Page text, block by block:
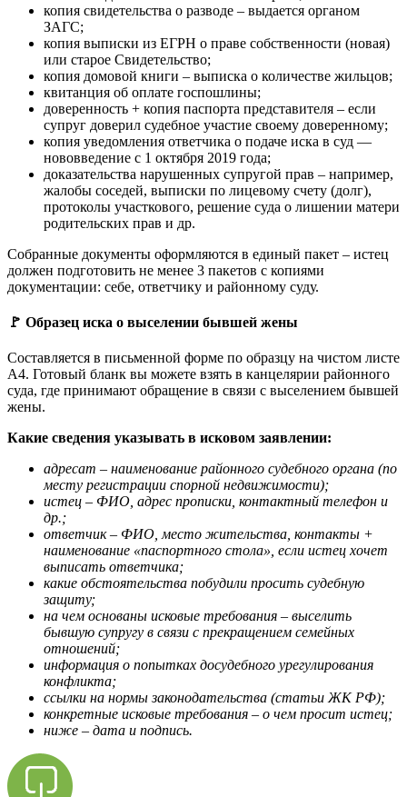
копия свидетельства о разводе – выдается органом
ЗАГС;
копия выписки из ЕГРН о праве собственности (новая)
или старое Свидетельство;
копия домовой книги – выписка о количестве жильцов;
квитанция об оплате госпошлины;
доверенность + копия паспорта представителя – если
супруг доверил судебное участие своему доверенному;
копия уведомления ответчика о подаче иска в суд —
нововведение с 1 октября 2019 года;
доказательства нарушенных супругой прав – например,
жалобы соседей, выписки по лицевому счету (долг),
протоколы участкового, решение суда о лишении матери
родительских прав и др.
Собранные документы оформляются в единый пакет – истец
должен подготовить не менее 3 пакетов с копиями
документации: себе, ответчику и районному суду.
🚩 Образец иска о выселении бывшей жены
Составляется в письменной форме по образцу на чистом листе
А4. Готовый бланк вы можете взять в канцелярии районного
суда, где принимают обращение в связи с выселением бывшей
жены.
Какие сведения указывать в исковом заявлении:
адресат – наименование районного судебного органа (по
месту регистрации спорной недвижимости);
истец – ФИО, адрес прописки, контактный телефон и
др.;
ответчик – ФИО, место жительства, контакты +
наименование «паспортного стола», если истец хочет
выписать ответчика;
какие обстоятельства побудили просить судебную
защиту;
на чем основаны исковые требования – выселить
бывшую супругу в связи с прекращением семейных
отношений;
информация о попытках досудебного урегулирования
конфликта;
ссылки на нормы законодательства (статьи ЖК РФ);
конкретные исковые требования – о чем просит истец;
ниже – дата и подпись.